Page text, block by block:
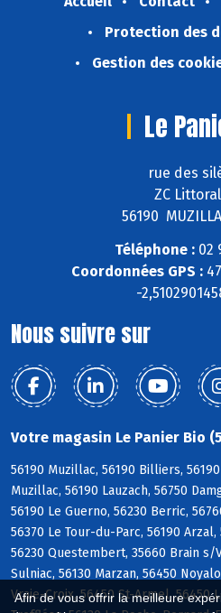
Afin de vous offrir la meilleure
Protection des
Gestion des
Le
rue des
ZC
56190
Téléphone :02
Coordonnées GPS :
-
Nous suivre sur
Votre magasin Le Panier Bio
56190 Muzillac, 56190 Billiers,
Muzillac, 56190 Lauzach, 56750
56190 Le Guerno, 56230 Berric,
56370 Le Tour-du-Parc, 56190 Arzal,
56230 Questembert, 35660 Brain s/
Sulniac, 56130 Marzan, 56450
Vraie-Croix, 56450 St-Armel, 56450